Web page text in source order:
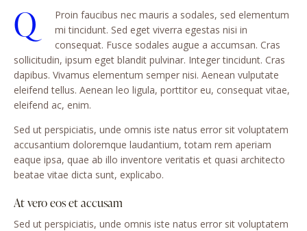
Q
Proin faucibus nec mauris a sodales, sed elementum
mi tincidunt. Sed eget viverra egestas nisi in
consequat. Fusce sodales augue a accumsan. Cras
sollicitudin, ipsum eget blandit pulvinar. Integer tincidunt. Cras
dapibus. Vivamus elementum semper nisi. Aenean vulputate
eleifend tellus. Aenean leo ligula, porttitor eu, consequat vitae,
eleifend ac, enim.
Sed ut perspiciatis, unde omnis iste natus error sit voluptatem
accusantium doloremque laudantium, totam rem aperiam
eaque ipsa, quae ab illo inventore veritatis et quasi architecto
beatae vitae dicta sunt, explicabo.
At vero eos et accusam
Sed ut perspiciatis, unde omnis iste natus error sit voluptatem